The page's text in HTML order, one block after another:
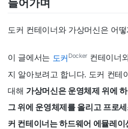
들어가며
도커 컨테이너와 가상머신은 어
이 글에서는 도커 Docker 컨테이너
지 알아보려고 합니다. 도커 컨테
대해 가상머신은 운영체제 위에
그 위에 운영체제를 올리고 프로
커 컨테이너는 하드웨어 에뮬레